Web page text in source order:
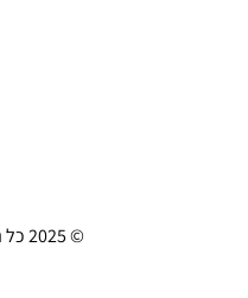
© 2025 כל הזכויות שמורות לעמותת להתחיל מחדש